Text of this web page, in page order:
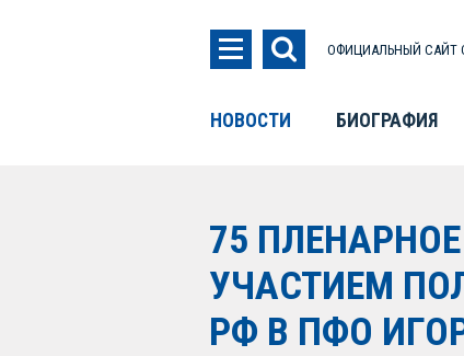
ОФИЦИАЛЬНЫЙ САЙТ
НОВОСТИ БИОГРАФИЯ
75
УЧАСТИЕМ
РФ В ПФО